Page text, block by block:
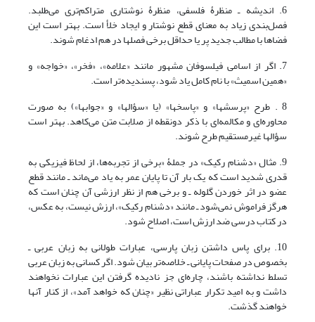
6. اندیشه ـ منظرۀ فلسفی، منظرۀ نوشتاری متراکم‌تری می‌طلبد.
فصل‌بندی زیاد به معنای قطع نوشتار و ایجاد خلأ است. بهتر است این
فضاها با مطالب جدید پر یا حداقل برخی فصلها در هم ادغام شوند.
7. اگر از اسامی فیلسوفان مشهور مانند «علامه»، «فخر»، «خواجه» و
«همین اسمیث» با نام کامل یاد شود، پسندیده‌تر است.
8 . طرح «پرسشها» و «پاسخها» (یا «سؤالها» و «جوابها») به صورت
محاوره‌ای و مکالمه‌ای با ذکر دونقطه از صلابت متن می‌کاهد. بهتر است
سؤالها غیرمستقیم طرح شوند.
9. مثال «دشنام رکیک» در جملۀ «برخی از تجربه‌ها، از لحاظ فیزیکی به
قدری شدید است که یک بار آن تا پایان عمر به یاد می‌ماند ـ مانند قطع
عضو در اثر خوردن گلوله ـ و برخی هم از نظر ارزشی آن چنان است که
هرگز فراموش نمی‌شود ـ مانند «دشنام رکیک»، ارزش نیست، به عکس،
در کتاب درسی ضد ارزش است، اصلاح شود.
10. برای پاس داشتن زبان پارسی، عبارات طولانی به زبان عربی ـ
بخصوص در صفحات پایانی ـ خلاصه‌تر بیان شود. اگر کسانی به زبان عربی
تسلط نداشته باشند، چاره‌ای جز نادیده گرفتن این عبارات نخواهند
داشت و به امید تکرار عباراتی نظیر «چنان که خواهد آمد»، از کنار آنها
خواهند گذشت.